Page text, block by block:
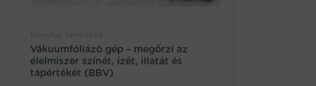
Vákuumfóliázó gép – megőrzi az
élelmiszer színét, ízét, illatát és
tápértékét (BBV)